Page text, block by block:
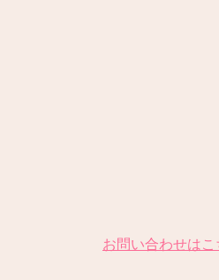
お問い合わせはこ